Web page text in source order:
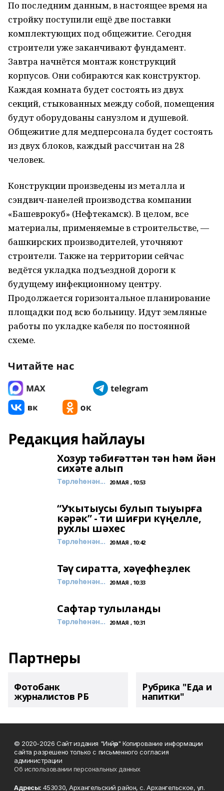
По последним данным, в настоящее время на
стройку поступили ещё две поставки
комплектующих под общежитие. Сегодня
строители уже заканчивают фундамент.
Завтра начнётся монтаж конструкций
корпусов. Они собираются как конструктор.
Каждая комната будет состоять из двух
секций, стыкованных между собой, помещения
будут оборудованы санузлом и душевой.
Общежитие для медперсонала будет состоять
из двух блоков, каждый рассчитан на 28
человек.
Конструкции произведены из металла и
сэндвич-панелей производства компании
«Башеврокуб» (Нефтекамск). В целом, все
материалы, применяемые в строительстве, —
башкирских производителей, уточняют
строители. Также на территории сейчас
ведётся укладка подъездной дороги к
будущему инфекционному центру.
Продолжается горизонтальное планирование
площадки под всю больницу. Идут земляные
работы по укладке кабеля по постоянной
схеме.
Читайте нас
Редакция һайлауы
Хозур тәбиғәттән тән һәм йән
сихәте алып
Төрлөһөнән... 20 МАЯ , 10:53
“Уҡытыусы булып тыуырға
кәрәк” - ти шиғри күңелле,
рухлы шәхес
Төрлөһөнән... 20 МАЯ , 10:42
Тәү сиратта, хәүефһеҙлек
Төрлөһөнән... 20 МАЯ , 10:33
Сафтар тулыланды
Төрлөһөнән... 20 МАЯ , 10:31
Партнеры
Фотобанк
журналистов РБ
Рубрика "Еда и
напитки"
© 2020-2026 Сайт издания "Инйәр" Копирование информации
сайта разрешено только с письменного согласия
администрации
Об использовании персональных данных
Адресы: 453030, Архангельский район, с. Архангельское, ул.